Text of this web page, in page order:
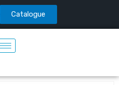
Catalogue